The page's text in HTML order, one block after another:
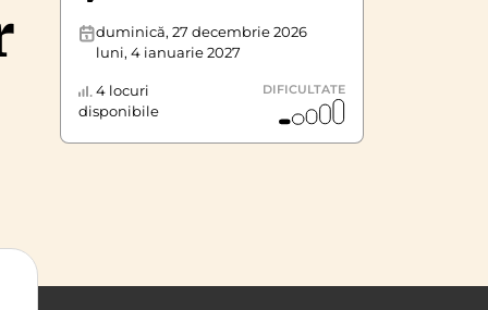
duminică, 27 decembrie 2026
luni, 4 ianuarie 2027
4 locuri
disponibile
DIFICULTATE